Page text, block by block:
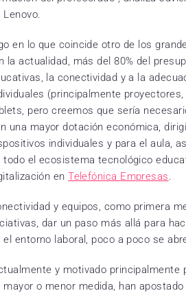
Lenovo.
en lo que coincide otro de los
la actualidad, más del 80% del
la conectividad y a la
(principalmente
pero creemos que sería
una mayor dotación económica,
individuales y para el aula,
todo el ecosistema tecnológico
enTelefónica Empresas.
y equipos, como primera
dar un paso más allá para
el entorno laboral, poco a poco se
y motivado
mayor o menor medida, han